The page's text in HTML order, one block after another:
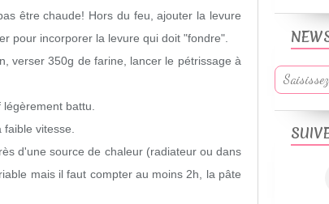
être chaude! Hors du feu, ajouter la levure
pour incorporer la levure qui doit "fondre".
verser 350g de farine, lancer le pétrissage à
battu.
vitesse.
d'une source de chaleur (radiateur ou dans
mais il faut compter au moins 2h, la pâte